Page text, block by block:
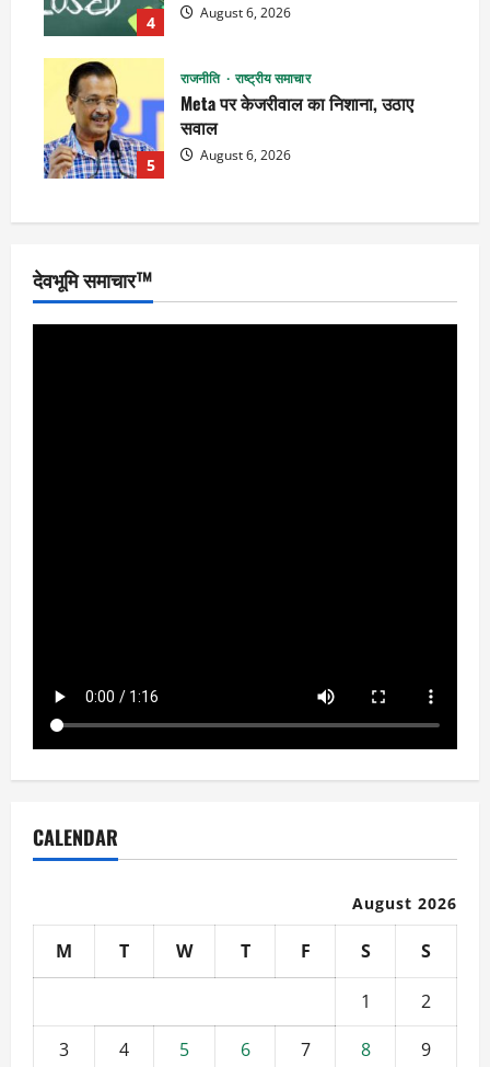
4 August 6, 2026
5
राजनीति राष्ट्रीय समाचार
Meta पर केजरीवाल का निशाना, उठाए
सवाल
August 6, 2026
देवभूमि समाचार™
CALENDAR
August 2026
M T W T F S S
1
2
3
4 5 6 7 8
9